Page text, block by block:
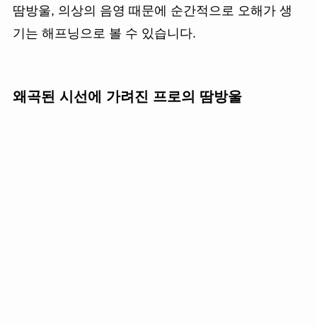
땀방울, 의상의 음영 때문에 순간적으로 오해가 생
기는 해프닝으로 볼 수 있습니다.
왜곡된 시선에 가려진 프로의 땀방울